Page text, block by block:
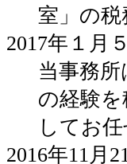
室」の
2017年１月
当事務
の経験
してお任
2016年11月